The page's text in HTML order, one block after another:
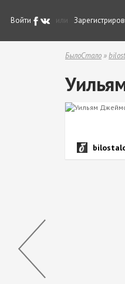
Войти или
БылоСтало »